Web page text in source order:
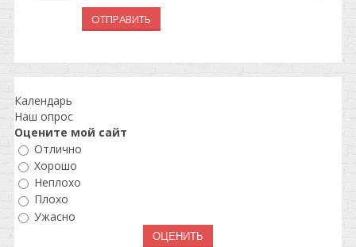
ОТПРАВИТЬ
Календарь
Наш опрос
Оцените мой сайт
Отлично
Хорошо
Неплохо
Плохо
Ужасно